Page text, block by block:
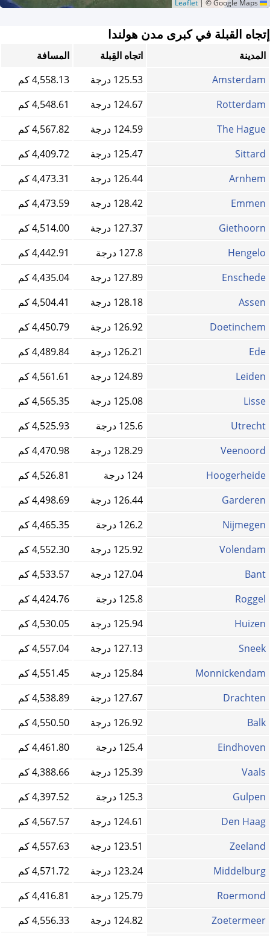
© Google Maps
إتجاه القبلة في كبرى مدن هولندا
المدينة اتجاه القِبلة
المسافة
Amsterdam
125.53 درجة
4,558.13 كم
Rotterdam
124.67 درجة
4,548.61 كم
The Hague
124.59 درجة
4,567.82 كم
Sittard
125.47 درجة
4,409.72 كم
Arnhem
126.44 درجة
4,473.31 كم
Emmen
128.42 درجة
4,473.59 كم
Giethoorn
127.37 درجة
4,514.00 كم
Hengelo
127.8 درجة
4,442.91 كم
Enschede
127.89 درجة
4,435.04 كم
Assen
128.18 درجة
4,504.41 كم
Doetinchem
126.92 درجة
4,450.79 كم
Ede
126.21 درجة
4,489.84 كم
Leiden
124.89 درجة
4,561.61 كم
Lisse
125.08 درجة
4,565.35 كم
Utrecht
125.6 درجة
4,525.93 كم
Veenoord
128.29 درجة
4,470.98 كم
Hoogerheide
124 درجة
4,526.81 كم
Garderen
126.44 درجة
4,498.69 كم
Nijmegen
126.2 درجة
4,465.35 كم
Volendam
125.92 درجة
4,552.30 كم
Bant
127.04 درجة
4,533.57 كم
Roggel
125.8 درجة
4,424.76 كم
Huizen
125.94 درجة
4,530.05 كم
Sneek
127.13 درجة
4,557.04 كم
Monnickendam
125.84 درجة
4,551.45 كم
Drachten
127.67 درجة
4,538.89 كم
Balk
126.92 درجة
4,550.50 كم
Eindhoven
125.4 درجة
4,461.80 كم
Vaals
125.39 درجة
4,388.66 كم
Gulpen
125.3 درجة
4,397.52 كم
Den Haag
124.61 درجة
4,567.57 كم
Zeeland
123.51 درجة
4,557.63 كم
Middelburg
123.24 درجة
4,571.72 كم
Roermond
125.79 درجة
4,416.81 كم
Zoetermeer
124.82 درجة
4,556.33 كم